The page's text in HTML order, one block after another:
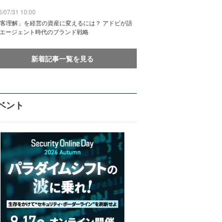
07/31 10:00
客理解」を経営の資産に変えるには？ アドビが語
ージェント時代のブランド戦略
新着記事一覧を見る
ント